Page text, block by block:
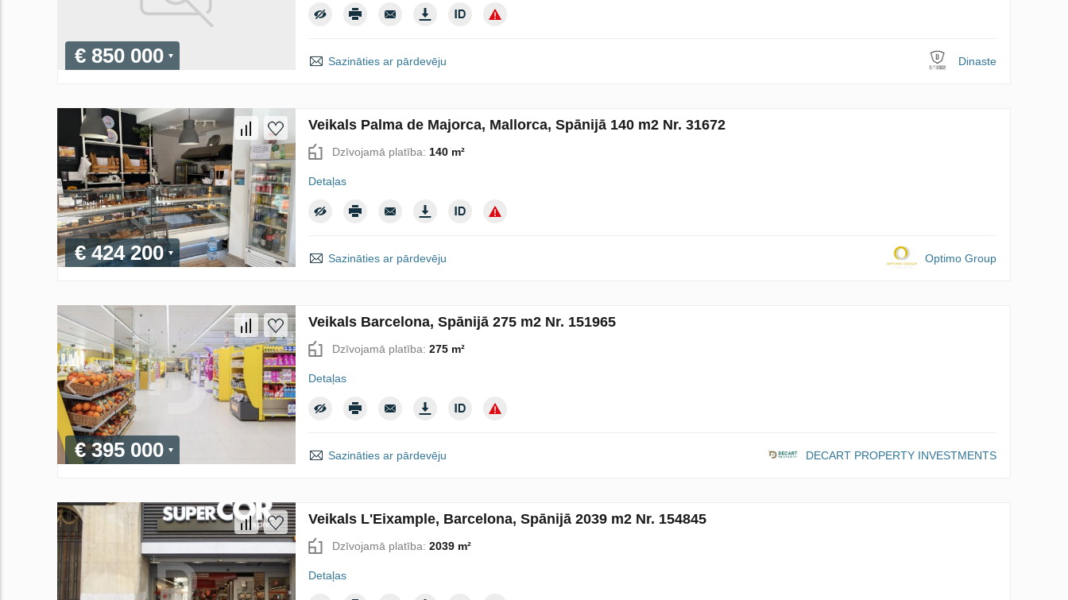
€ 850 000 Sazināties ar pārdevēju Dinaste
€ 424 200
Veikals Palma de Majorca, Mallorca, Spānijā 140 m2 Nr. 31672
Dzīvojamā platība: 140 m²
Detaļas
Sazināties ar pārdevēju Optimo Group
€ 395 000
Veikals Barcelona, Spānijā 275 m2 Nr. 151965
Dzīvojamā platība: 275 m²
Detaļas
Sazināties ar pārdevēju DECART PROPERTY INVESTMENTS
Veikals L'Eixample, Barcelona, Spānijā 2039 m2 Nr. 154845
Dzīvojamā platība: 2039 m²
Detaļas